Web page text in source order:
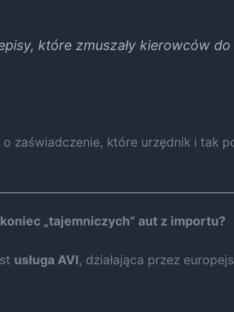
które zmuszały kierowców
zaświadczenie, które urzędnik i tak
„tajemniczych” aut z importu?
usługa AVI, działająca przez